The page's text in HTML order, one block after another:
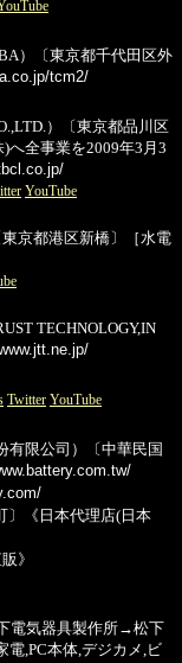
）〔東京都千代田区外
tcm2/
）〔東京都品川区
へ全事業を2009年3月3
YouTube
東京都港区新橋〕［水電
TECHNOLOGY,IN
Twitter YouTube
有限公司）〔中華民国
〕《日本代理店(日本
》
下電気器具製作所→松下
電,PC本体,デジカメ,ビ